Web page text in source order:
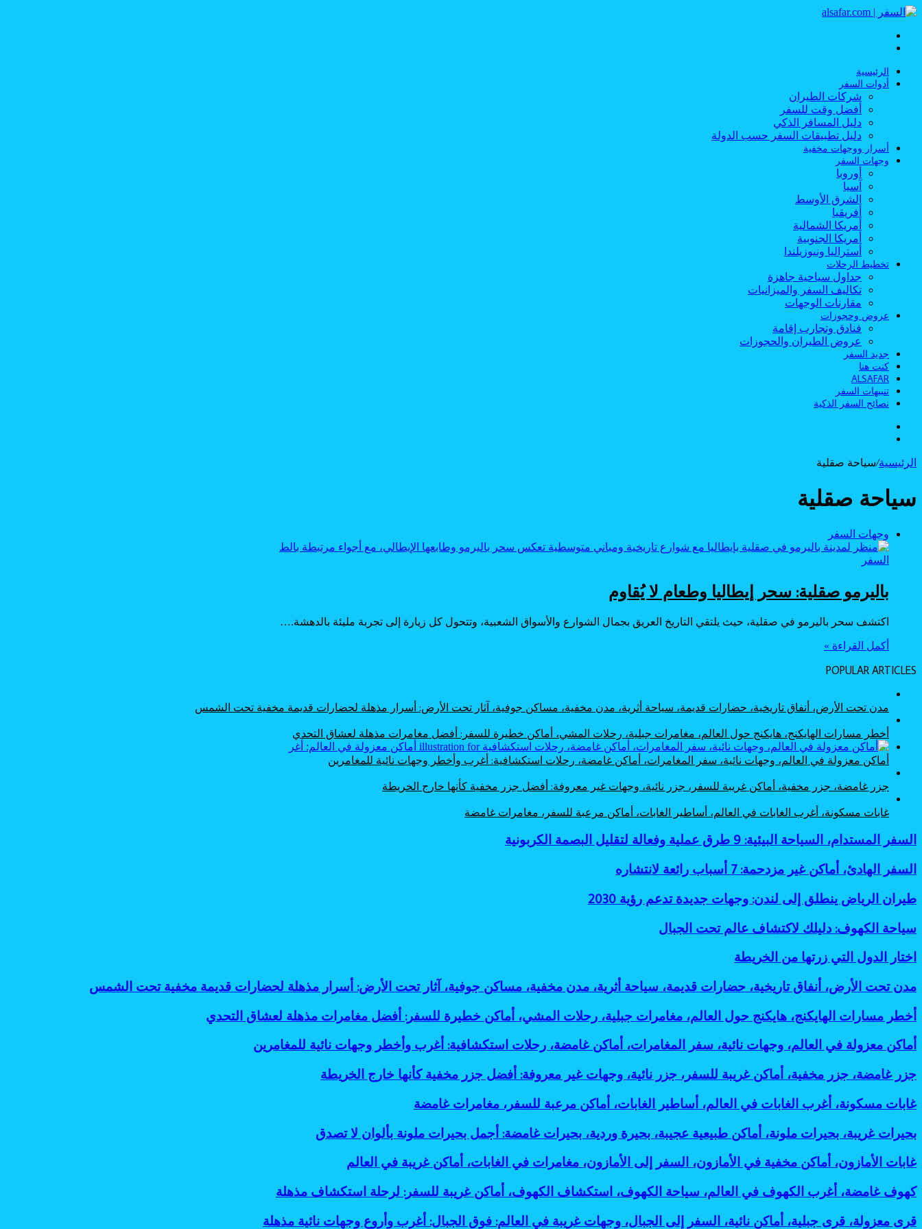
الرئيسية
أدوات السفر
شركات الطيران
أفضل وقت للسفر
دليل المسافر الذكي
دليل تطبيقات السفر حسب الدولة
أسرار ووجهات مخفية
وجهات السفر
أوروبا
آسيا
الشرق الأوسط
أفريقيا
أمريكا الشمالية
أمريكا الجنوبية
أستراليا ونيوزيلندا
تخطيط الرحلات
جداول سياحية جاهزة
تكاليف السفر والميزانيات
مقارنات الوجهات
عروض وحجوزات
فنادق وتجارب إقامة
عروض الطيران والحجوزات
جديد السفر
كنت هنا
ALSAFAR
تنبيهات السفر
نصائح السفر الذكية
الرئيسية/سياحة صقلية
سياحة صقلية
وجهات السفر
السفر
باليرمو صقلية: سحر إيطاليا وطعام لا يُقاوم
اكتشف سحر باليرمو في صقلية، حيث يلتقي التاريخ العريق بجمال الشوارع والأسواق الشعبية، وتتحول كل زيارة إلى تجربة مليئة بالدهشة.…
أكمل القراءة »
POPULAR ARTICLES
مدن تحت الأرض، أنفاق تاريخية، حضارات قديمة، سياحة أثرية، مدن مخفية، مساكن جوفية، آثار تحت الأرض: أسرار مذهلة لحضارات قديمة مخفية تحت الشمس
أخطر مسارات الهايكنج، هايكنج حول العالم، مغامرات جبلية، رحلات المشي، أماكن خطيرة للسفر: أفضل مغامرات مذهلة لعشاق التحدي
أماكن معزولة في العالم، وجهات نائية، سفر المغامرات، أماكن غامضة، رحلات استكشافية: أغرب وأخطر وجهات نائية للمغامرين
جزر غامضة، جزر مخفية، أماكن غريبة للسفر، جزر نائية، وجهات غير معروفة: أفضل جزر مخفية كأنها خارج الخريطة
غابات مسكونة، أغرب الغابات في العالم، أساطير الغابات، أماكن مرعبة للسفر، مغامرات غامضة
السفر
المستدام،
السياحة
البيئية:
طرق
وفعالة
البصمة
الكربونية
السفر المستدام، السياحة البيئية: 9 طرق عملية وفعالة لتقليل البصمة الكربونية
السفر
الهادئ،
أماكن
غير
7
رائعة
السفر الهادئ، أماكن غير مزدحمة: 7 أسباب رائعة لانتشاره
طيران
الرياض
ينطلق
إلى
لندن:
وجهات
تدعم
2030
طيران الرياض ينطلق إلى لندن: وجهات جديدة تدعم رؤية 2030
سياحة
الكهوف:
دليلك
لاكتشاف
تحت
الجبال
سياحة الكهوف: دليلك لاكتشاف عالم تحت الجبال
اختار
الدول
زرتها
من
الخريطة
اختار الدول التي زرتها من الخريطة
مدن
تحت
الأرض،
أنفاق
تاريخية،
حضارات
سياحة
مدن
مخفية،
مساكن
جوفية،
آثار
تحت
أسرار
لحضارات
مدن تحت الأرض، أنفاق تاريخية، حضارات قديمة، سياحة أثرية، مدن مخفية، مساكن جوفية، آثار تحت الأرض: أسرار مذهلة لحضارات قديمة مخفية تحت الشمس
أخطر
مسارات
الهايكنج،
هايكنج
العالم،
جبلية،
المشي،
أماكن
خطيرة
للسفر:
أفضل
مغامرات
لعشاق
أخطر مسارات الهايكنج، هايكنج حول العالم، مغامرات جبلية، رحلات المشي، أماكن خطيرة للسفر: أفضل مغامرات مذهلة لعشاق التحدي
أماكن
معزولة
العالم،
وجهات
نائية،
المغامرات،
غامضة،
رحلات
استكشافية:
أغرب
وجهات
أماكن معزولة في العالم، وجهات نائية، سفر المغامرات، أماكن غامضة، رحلات استكشافية: أغرب وأخطر وجهات نائية للمغامرين
جزر
غامضة،
جزر
مخفية،
غريبة
جزر
وجهات
غير
معروفة:
جزر غامضة، جزر مخفية، أماكن غريبة للسفر، جزر نائية، وجهات غير معروفة: أفضل جزر مخفية كأنها خارج الخريطة
غابات
مسكونة،
أغرب
الغابات
في
العالم،
الغابات،
مرعبة
غابات مسكونة، أغرب الغابات في العالم، أساطير الغابات، أماكن مرعبة للسفر، مغامرات غامضة
بحيرات
غريبة،
بحيرات
ملونة،
أماكن
طبيعية
بحيرة
بحيرات غريبة، بحيرات ملونة، أماكن طبيعية عجيبة، بحيرة وردية، بحيرات غامضة: أجمل بحيرات ملونة بألوان لا تصدق
غابات
الأمازون،
أماكن
مخفية
الأمازون،
غابات الأمازون، أماكن مخفية في الأمازون، السفر إلى الأمازون، مغامرات في الغابات، أماكن غريبة في العالم
كهوف
غامضة،
أغرب
كهوف غامضة، أغرب الكهوف في العالم، سياحة الكهوف، استكشاف الكهوف، أماكن غريبة للسفر: لرحلة استكشاف مذهلة
قرى
قرى معزولة، قرى جبلية، أماكن نائية، السفر إلى الجبال، وجهات غريبة في العالم: فوق الجبال: أغرب وأروع وجهات نائية مذهلة